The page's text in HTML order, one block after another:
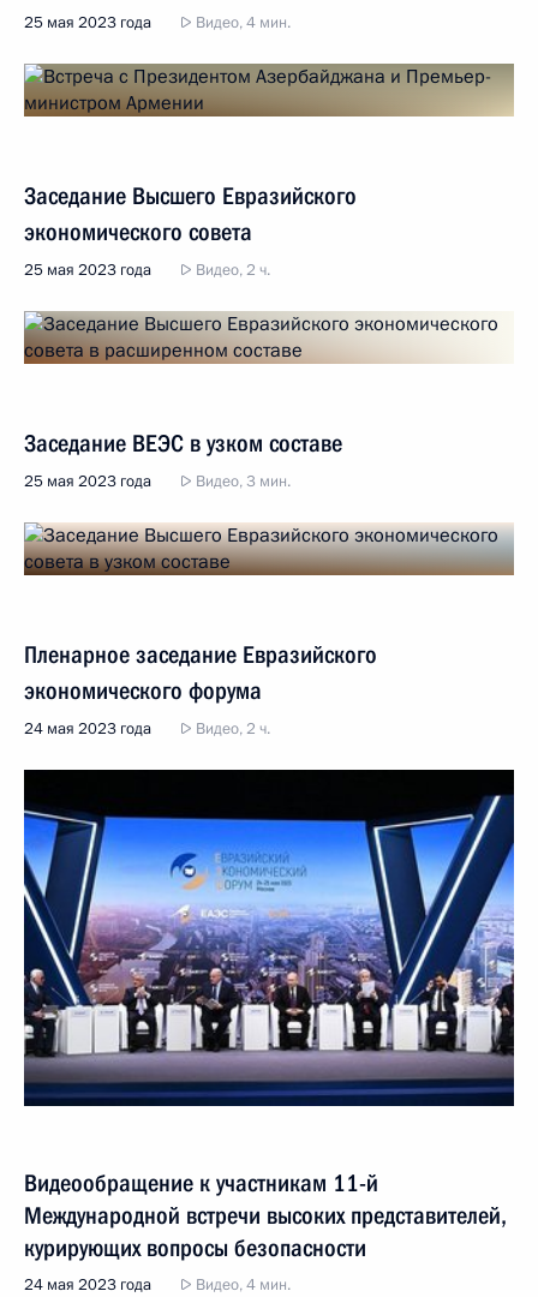
25 мая 2023 года Видео, 4 мин.
Заседание Высшего Евразийского
экономического совета
25 мая 2023 года Видео, 2 ч.
Заседание ВЕЭС в узком составе
25 мая 2023 года Видео, 3 мин.
Пленарное заседание Евразийского
экономического форума
24 мая 2023 года Видео, 2 ч.
Видеообращение к участникам 11-й
Международной встречи высоких представителей,
курирующих вопросы безопасности
24 мая 2023 года Видео, 4 мин.